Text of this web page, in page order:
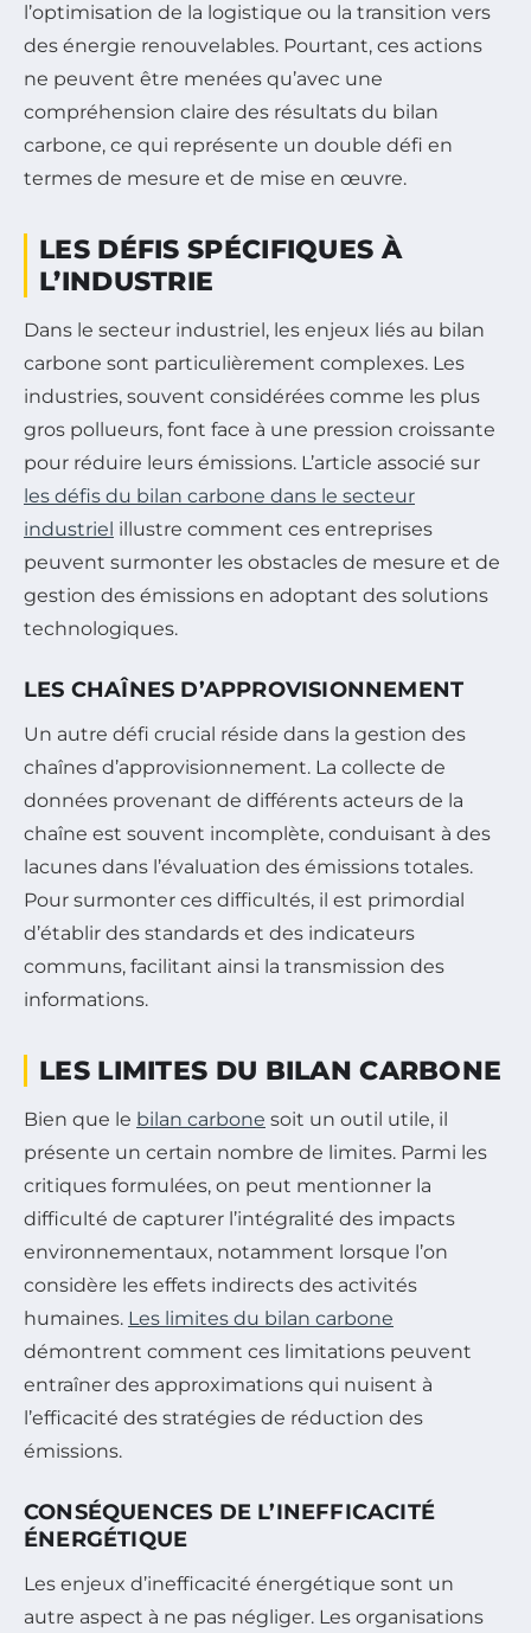
l’optimisation de la logistique ou la transition vers
des énergie renouvelables. Pourtant, ces actions
ne peuvent être menées qu’avec une
compréhension claire des résultats du bilan
carbone, ce qui représente un double défi en
termes de mesure et de mise en œuvre.
LES DÉFIS SPÉCIFIQUES À
L’INDUSTRIE
Dans le secteur industriel, les enjeux liés au bilan
carbone sont particulièrement complexes. Les
industries, souvent considérées comme les plus
gros pollueurs, font face à une pression croissante
pour réduire leurs émissions. L’article associé sur
les défis du bilan carbone dans le secteur
industriel illustre comment ces entreprises
peuvent surmonter les obstacles de mesure et de
gestion des émissions en adoptant des solutions
technologiques.
LES CHAÎNES D’APPROVISIONNEMENT
Un autre défi crucial réside dans la gestion des
chaînes d’approvisionnement. La collecte de
données provenant de différents acteurs de la
chaîne est souvent incomplète, conduisant à des
lacunes dans l’évaluation des émissions totales.
Pour surmonter ces difficultés, il est primordial
d’établir des standards et des indicateurs
communs, facilitant ainsi la transmission des
informations.
LES LIMITES DU BILAN CARBONE
Bien que le bilan carbone soit un outil utile, il
présente un certain nombre de limites. Parmi les
critiques formulées, on peut mentionner la
difficulté de capturer l’intégralité des impacts
environnementaux, notamment lorsque l’on
considère les effets indirects des activités
humaines. Les limites du bilan carbone
démontrent comment ces limitations peuvent
entraîner des approximations qui nuisent à
l’efficacité des stratégies de réduction des
émissions.
CONSÉQUENCES DE L’INEFFICACITÉ
ÉNERGÉTIQUE
Les enjeux d’inefficacité énergétique sont un
autre aspect à ne pas négliger. Les organisations